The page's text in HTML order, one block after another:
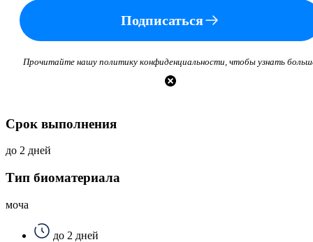
Подписаться
Прочитайте нашу политику конфиденциальности, чтобы узнать
Срок выполнения
до 2 дней
Тип биоматериала
моча
до 2 дней